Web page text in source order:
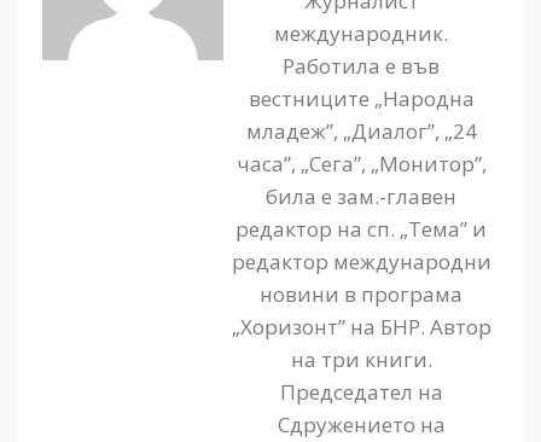
международник.
Работила е във
вестниците „Народна
младеж”, „Диалог”, „24
часа”, „Сега”, „Монитор”,
била е зам.-главен
редактор на сп. „Тема” и
редактор международни
новини в програма
„Хоризонт” на БНР. Автор
на три книги.
Председател на
Сдружението на